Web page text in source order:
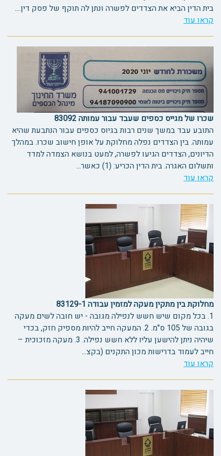
בית הדין הביא את הצדדים לפשרה ונתן לה תוקף של פסק דין....
קראו עוד
שכרו של מגייס כספים שעבד עבור עמותה 83092
התובע עבד במשך שנים רבות בגיוס כספים עבור הנתבעת שהיא
עמותה. בין הצדדים נפלה מחלוקת על אופן חישוב שכרו. במהלך
הדיונים, הצדדים הגיעו לפשרה, למעט בנושא הצמדה למדד
ותשלום האגרה. בית הדין הכריע: (1) כאשר...
קראו עוד
מחלוקת בין מתקין מעקה למזמין עבודה 83129-1
1. בכל מקום שיש חשש לנפילה מגובה - יש חובה לשים מעקה
בגובה של 105 ס"מ. 2. המעקה חייב להיות מספיק חזק, בכדי
שיהיה ניתן להישען עליו ללא חשש נפילה. 3. מעקה מזכוכית –
חייב לעמוד בדרישות מכון התקנים (בקצ...
קראו עוד